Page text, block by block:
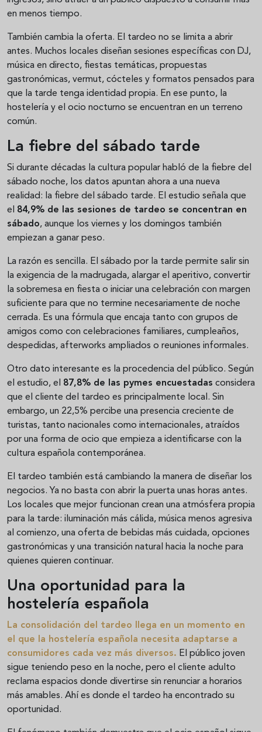
en menos tiempo.
También cambia la oferta. El tardeo no se limita a abrir
antes. Muchos locales diseñan sesiones específicas con DJ,
música en directo, fiestas temáticas, propuestas
gastronómicas, vermut, cócteles y formatos pensados para
que la tarde tenga identidad propia. En ese punto, la
hostelería y el ocio nocturno se encuentran en un terreno
común.
La fiebre del sábado tarde
Si durante décadas la cultura popular habló de la fiebre del
sábado noche, los datos apuntan ahora a una nueva
realidad: la fiebre del sábado tarde. El estudio señala que
el 84,9% de las sesiones de tardeo se concentran en
sábado, aunque los viernes y los domingos también
empiezan a ganar peso.
La razón es sencilla. El sábado por la tarde permite salir sin
la exigencia de la madrugada, alargar el aperitivo, convertir
la sobremesa en fiesta o iniciar una celebración con margen
suficiente para que no termine necesariamente de noche
cerrada. Es una fórmula que encaja tanto con grupos de
amigos como con celebraciones familiares, cumpleaños,
despedidas, afterworks ampliados o reuniones informales.
Otro dato interesante es la procedencia del público. Según
el estudio, el 87,8% de las pymes encuestadas considera
que el cliente del tardeo es principalmente local. Sin
embargo, un 22,5% percibe una presencia creciente de
turistas, tanto nacionales como internacionales, atraídos
por una forma de ocio que empieza a identificarse con la
cultura española contemporánea.
El tardeo también está cambiando la manera de diseñar los
negocios. Ya no basta con abrir la puerta unas horas antes.
Los locales que mejor funcionan crean una atmósfera propia
para la tarde: iluminación más cálida, música menos agresiva
al comienzo, una oferta de bebidas más cuidada, opciones
gastronómicas y una transición natural hacia la noche para
quienes quieren continuar.
Una oportunidad para la
hostelería española
La consolidación del tardeo llega en un momento en
el que la hostelería española necesita adaptarse a
consumidores cada vez más diversos. El público joven
sigue teniendo peso en la noche, pero el cliente adulto
reclama espacios donde divertirse sin renunciar a horarios
más amables. Ahí es donde el tardeo ha encontrado su
oportunidad.